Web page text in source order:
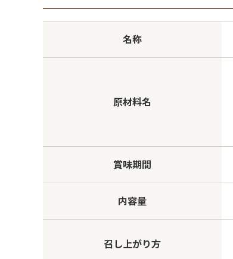
名称
原材料名
賞味期間
内容量
召し上がり方